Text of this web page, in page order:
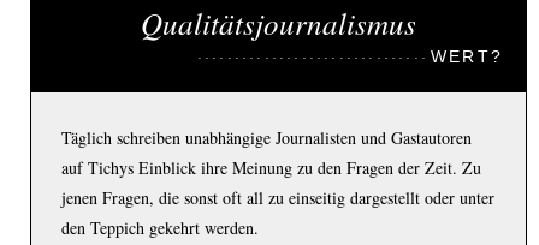
Qualitätsjournalismus
WERT?
Täglich schreiben unabhängige Journalisten und Gastautoren
auf Tichys Einblick ihre Meinung zu den Fragen der Zeit. Zu
jenen Fragen, die sonst oft all zu einseitig dargestellt oder unter
den Teppich gekehrt werden.